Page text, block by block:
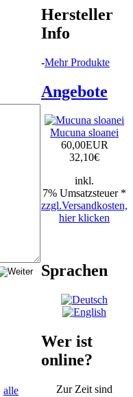
Hersteller
Info
-Mehr Produkte
Angebote
Mucuna sloanei
60,00EUR
32,10€
inkl.
7% Umsatzsteuer *
zzgl.Versandkosten,
hier klicken
Sprachen
Wer ist
online?
Zur Zeit sind
alle